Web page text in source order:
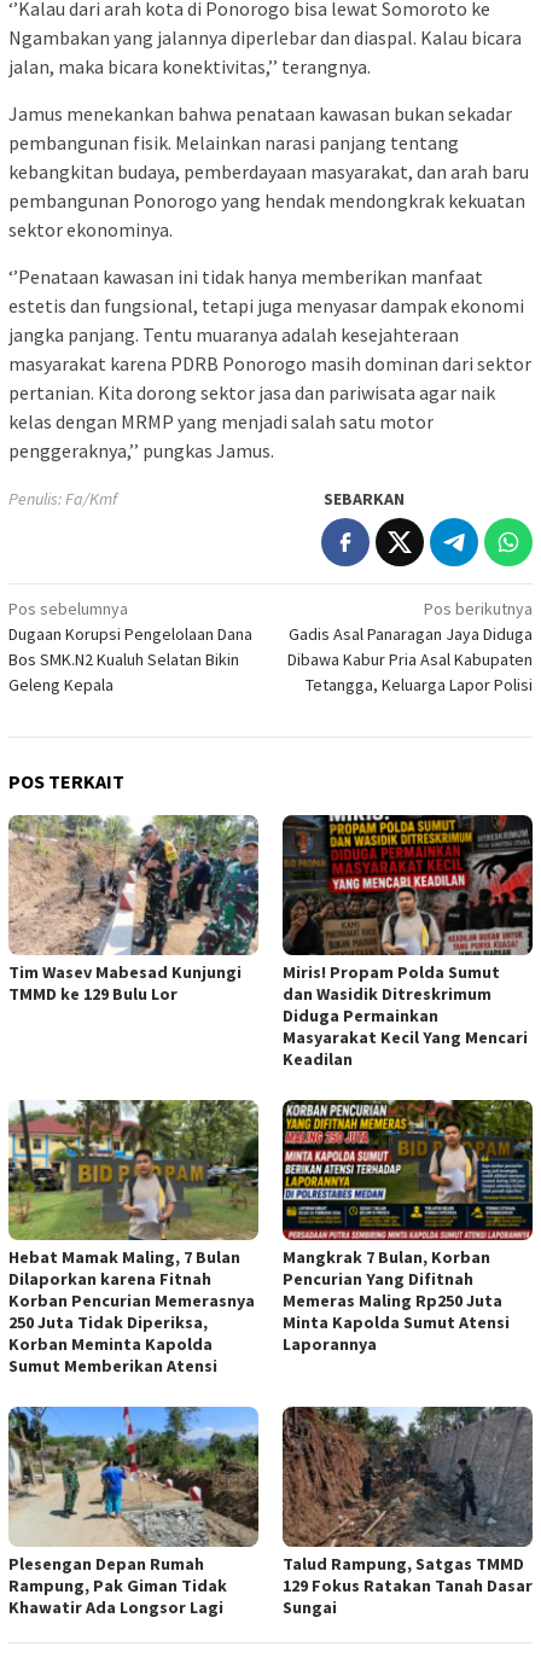
‘’Kalau dari arah kota di Ponorogo bisa lewat Somoroto ke
Ngambakan yang jalannya diperlebar dan diaspal. Kalau bicara
jalan, maka bicara konektivitas,’’ terangnya.
Jamus menekankan bahwa penataan kawasan bukan sekadar
pembangunan fisik. Melainkan narasi panjang tentang
kebangkitan budaya, pemberdayaan masyarakat, dan arah baru
pembangunan Ponorogo yang hendak mendongkrak kekuatan
sektor ekonominya.
‘’Penataan kawasan ini tidak hanya memberikan manfaat
estetis dan fungsional, tetapi juga menyasar dampak ekonomi
jangka panjang. Tentu muaranya adalah kesejahteraan
masyarakat karena PDRB Ponorogo masih dominan dari sektor
pertanian. Kita dorong sektor jasa dan pariwisata agar naik
kelas dengan MRMP yang menjadi salah satu motor
penggeraknya,’’ pungkas Jamus.
Penulis: Fa/Kmf SEBARKAN
Navigasi
pos
Pos sebelumnya
Dugaan Korupsi Pengelolaan Dana
Bos SMK.N2 Kualuh Selatan Bikin
Geleng Kepala
Pos berikutnya
Gadis Asal Panaragan Jaya Diduga
Dibawa Kabur Pria Asal Kabupaten
Tetangga, Keluarga Lapor Polisi
POS TERKAIT
Tim Wasev Mabesad Kunjungi
TMMD ke 129 Bulu Lor
Miris! Propam Polda Sumut
dan Wasidik Ditreskrimum
Diduga Permainkan
Masyarakat Kecil Yang Mencari
Keadilan
Hebat Mamak Maling, 7 Bulan
Dilaporkan karena Fitnah
Korban Pencurian Memerasnya
250 Juta Tidak Diperiksa,
Korban Meminta Kapolda
Sumut Memberikan Atensi
Mangkrak 7 Bulan, Korban
Pencurian Yang Difitnah
Memeras Maling Rp250 Juta
Minta Kapolda Sumut Atensi
Laporannya
Plesengan Depan Rumah
Rampung, Pak Giman Tidak
Khawatir Ada Longsor Lagi
Talud Rampung, Satgas TMMD
129 Fokus Ratakan Tanah Dasar
Sungai